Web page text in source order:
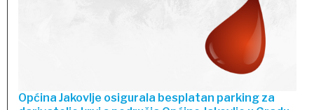
Općina Jakovlje osigurala besplatan parking za